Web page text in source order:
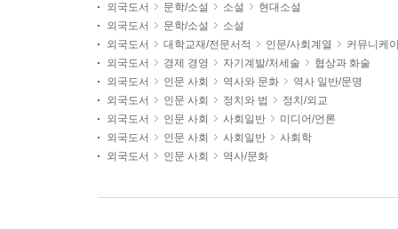
외국도서
문학/소설 소설
현대소설
외국도서
문학/소설
소설
외국도서
대학교재/전문서적 인문/사회계열
커뮤니케
외국도서
경제 경영 자기계발/처세술
협상과 화술
외국도서
인문 사회 역사와 문화
역사 일반/문명
외국도서
인문 사회 정치와 법
정치/외교
외국도서
인문 사회 사회일반
미디어/언론
외국도서
인문 사회 사회일반
사회학
외국도서
인문 사회 역사/문화